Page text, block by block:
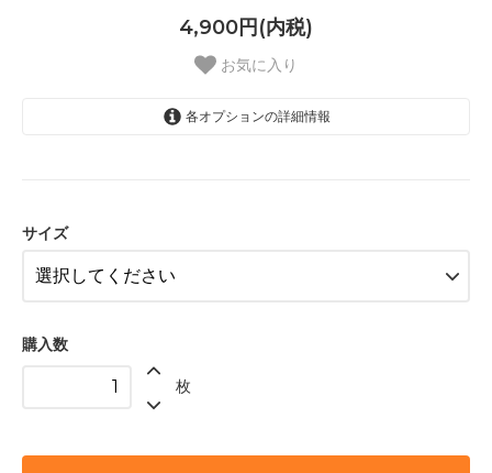
4,900円(内税)
お気に入り
各オプションの詳細情報
サイズ
購入数
枚